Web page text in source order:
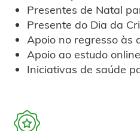
Presentes de Natal
Presente do Dia da
Apoio no regresso às
Apoio ao estudo online
Iniciativas de saúde